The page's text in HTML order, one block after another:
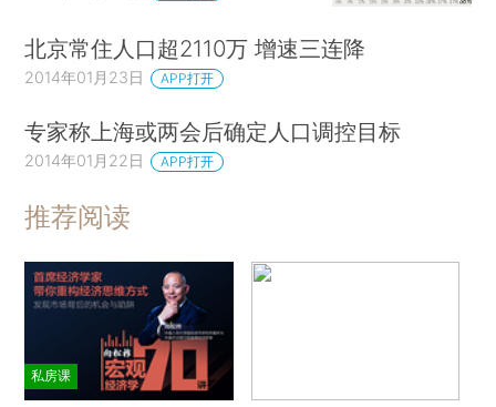
北京常住人口超2110万 增速三连降
2014年01月23日 APP打开
专家称上海或两会后确定人口调控目标
2014年01月22日 APP打开
推荐阅读
私房课